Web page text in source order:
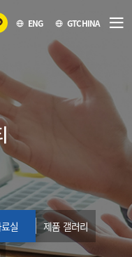
ENG GTCHINA
실 제품 갤러리